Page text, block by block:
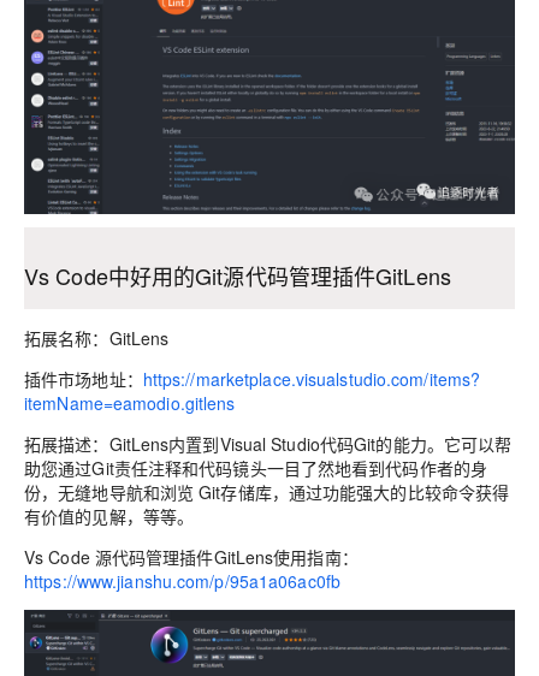
Vs Code中好用的Git源代码管理插件GitLens
拓展名称：GitLens
插件市场地址： https://marketplace.visualstudio.com/items?
itemName=eamodio.gitlens
拓展描述：GitLens内置到Visual Studio代码Git的能力。它可以帮
助您通过Git责任注释和代码镜头一目了然地看到代码作者的身
份，无缝地导航和浏览 Git存储库，通过功能强大的比较命令获得
有价值的见解，等等。
Vs Code 源代码管理插件GitLens使用指南：
https://www.jianshu.com/p/95a1a06ac0fb